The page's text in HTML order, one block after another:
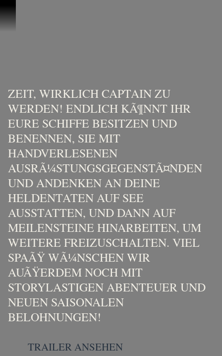
Direkt zum Inhalt
ZEIT, WIRKLICH CAPTAIN ZU
WERDEN! ENDLICH KÃ¶NNT IHR
EURE SCHIFFE BESITZEN UND
BENENNEN, SIE MIT
HANDVERLESENEN
AUSRÃ¼STUNGSGEGENSTÃ¤NDEN
UND ANDENKEN AN DEINE
HELDENTATEN AUF SEE
AUSSTATTEN, UND DANN AUF
MEILENSTEINE HINARBEITEN, UM
WEITERE FREIZUSCHALTEN. VIEL
SPAÃŸ WÃ¼NSCHEN WIR
AUÃŸERDEM NOCH MIT
STORYLASTIGEN ABENTEUER UND
NEUEN SAISONALEN
BELOHNUNGEN!
TRAILER ANSEHEN